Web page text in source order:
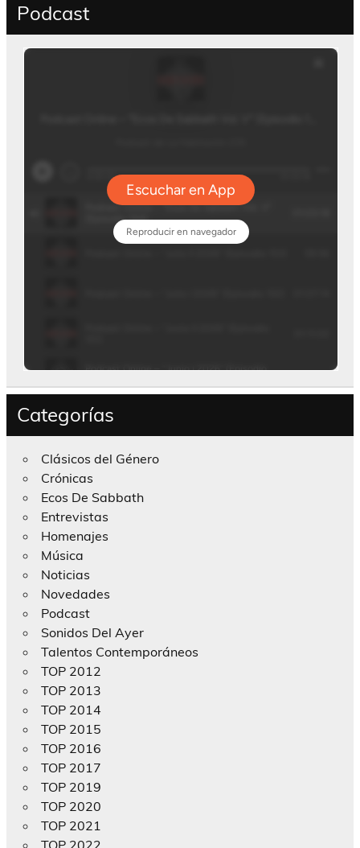
Podcast
Categorías
Clásicos del Género
Crónicas
Ecos De Sabbath
Entrevistas
Homenajes
Música
Noticias
Novedades
Podcast
Sonidos Del Ayer
Talentos Contemporáneos
TOP 2012
TOP 2013
TOP 2014
TOP 2015
TOP 2016
TOP 2017
TOP 2019
TOP 2020
TOP 2021